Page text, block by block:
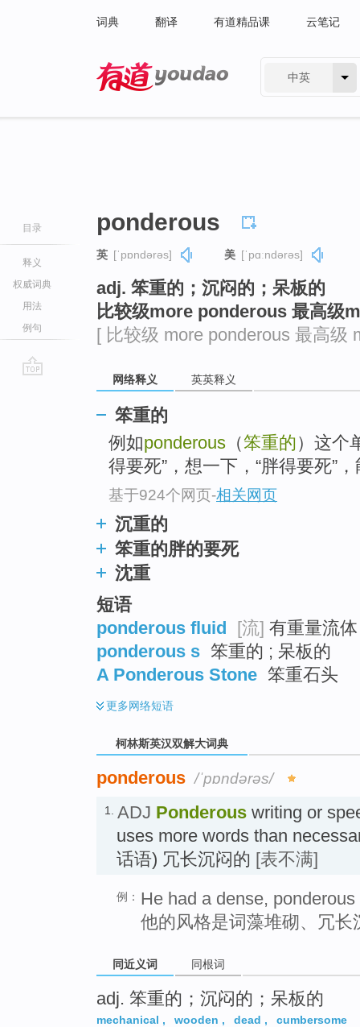
词典 翻译 有道精品课 云笔记
中英
目录
释义
权威词典
用法
例句
ponderous
英 [ˈpɒndərəs] 美 [ˈpɑːndərəs]
adj. 笨重的；沉闷的；呆板的
比较级more ponderous 最高级
[ 比较级 more ponderous 最高级
网络释义 英英释义
笨重的
例如ponderous （笨重的）这个
得要死”，想一下，“胖得要死”
基于924个网页-相关网页
沉重的
笨重的胖的要死
沈重
短语
ponderous fluid [流] 有重量流体
ponderous s 笨重的 ; 呆板的
A Ponderous Stone 笨重石头
更多网络短语
柯林斯英汉双解大词典
ponderous /ˈpɒndərəs/
1. ADJ Ponderous writing or
uses more words than
话语) 冗长沉闷的 [表不满]
例： He had a dense, ponderous
他的风格是词藻堆砌、冗长
同近义词 同根词
adj. 笨重的；沉闷的；呆板的
mechanical , wooden , dead , cumbersome